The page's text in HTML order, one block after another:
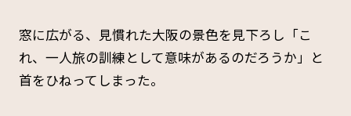
窓に広がる、見慣れた大阪の景色を見下ろし「こ
れ、一人旅の訓練として意味があるのだろうか」と
首をひねってしまった。